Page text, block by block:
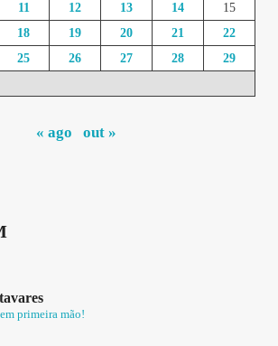
11 12 13 14
15
18 19 20 21
22
25 26 27 28
29
« ago out »
primeira mão!